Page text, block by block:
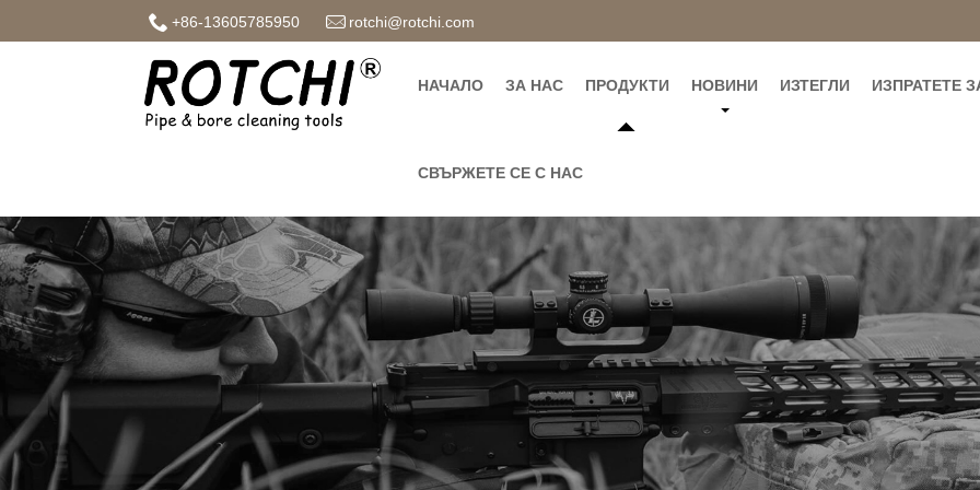
+86-13605785950 rotchi@rotchi.com
НАЧАЛО ЗА НАС ПРОДУКТИ НОВИНИ ИЗТЕГЛИ ИЗПРАТЕТЕ
СВЪРЖЕТЕ СЕ С НАС